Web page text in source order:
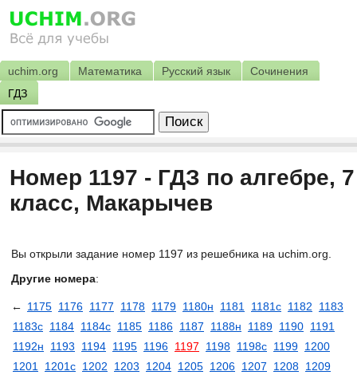
uchim.org Математика Русский язык
Сочинения
ГДЗ
Номер 1197 - ГДЗ по алгебре, 7
класс, Макарычев
Вы открыли задание номер 1197 из решебника на uchim.org.
Другие номера:
← 1175 1176 1177 1178 1179 1180н 1181 1181с 1182
1183
1183с 1184 1184с 1185 1186 1187 1188н 1189 1190 1191
1192н
1193 1194 1195 1196 1197 1198 1198с 1199 1200
1201
1201с 1202 1203 1204 1205 1206 1207 1208 1209